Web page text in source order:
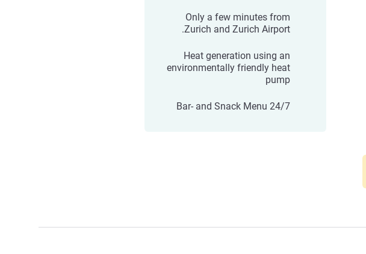
Only a few minutes from
Zurich and Zurich Airport.
Heat generation using an
environmentally friendly heat
pump
24/7 Bar- and Snack Menu